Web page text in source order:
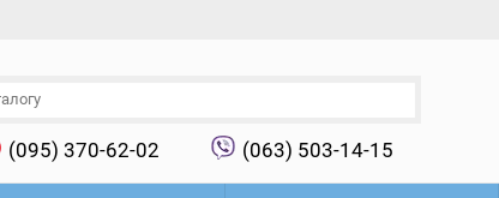
(095) 370-62-02 (063) 503-14-15